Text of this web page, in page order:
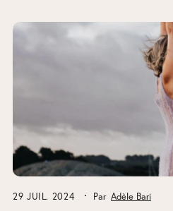
29 JUIL. 2024 Par Adèle Bari